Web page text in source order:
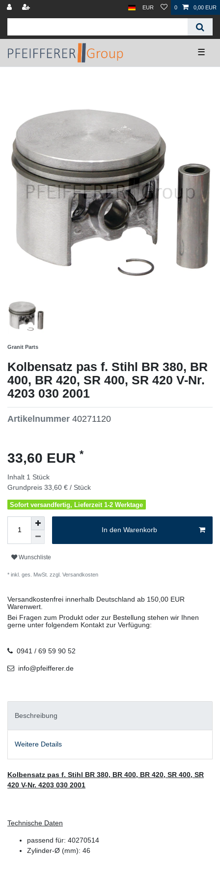
EUR 0 0,00 EUR
☰
Granit Parts
Kolbensatz pas f. Stihl BR 380, BR
400, BR 420, SR 400, SR 420 V-Nr.
4203 030 2001
Artikelnummer 40271120
33,60 EUR *
Inhalt 1 Stück
Grundpreis 33,60 € / Stück
Sofort versandfertig, Lieferzeit 1-2 Werktage
In den Warenkorb
Wunschliste
* inkl. ges. MwSt. zzgl. Versandkosten
Versandkostenfrei innerhalb Deutschland ab 150,00 EUR
Warenwert.
Bei Fragen zum Produkt oder zur Bestellung stehen wir Ihnen
gerne unter folgendem Kontakt zur Verfügung:
0941 / 69 59 90 52
info@pfeifferer.de
Beschreibung
Weitere Details
Kolbensatz pas f. Stihl BR 380, BR 400, BR 420, SR 400, SR
420 V-Nr. 4203 030 2001
Technische Daten
passend für: 40270514
Zylinder-Ø (mm): 46